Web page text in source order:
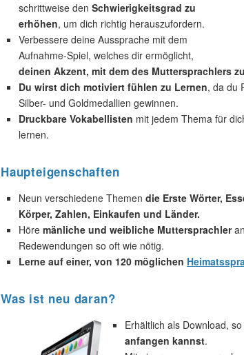
schrittweise den Schwierigkeitsgrad zu
erhöhen, um dich richtig herauszufordern.
Verbessere deine Aussprache mit dem
Aufnahme-Spiel, welches dir ermöglicht,
deinen Akzent, mit dem des Muttersprachlers
Du wirst dich motiviert fühlen zu Lernen, da du
Silber- und Goldmedallien gewinnen.
Druckbare Vokabellisten mit jedem Thema für
lernen.
Haupteigenschaften
Neun verschiedene Themen die Erste Wörter,
Körper, Zahlen, Einkaufen und Länder.
Höre mänliche und weibliche Muttersprachler
Redewendungen so oft wie nötig.
Lerne auf einer, von 120 möglichen
Was ist neu daran?
Erhältlich als Download,
anfangen kannst.